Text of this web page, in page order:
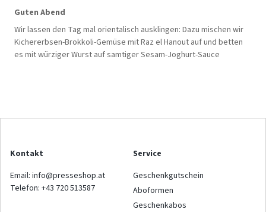
Guten Abend
Wir lassen den Tag mal orientalisch ausklingen: Dazu mischen wir
Kichererbsen-Brokkoli-Gemüse mit Raz el Hanout auf und betten
es mit würziger Wurst auf samtiger Sesam-Joghurt-Sauce
Kontakt
Email: info@presseshop.at
Telefon: +43 720 513587
Service
Geschenkgutschein
Aboformen
Geschenkabos